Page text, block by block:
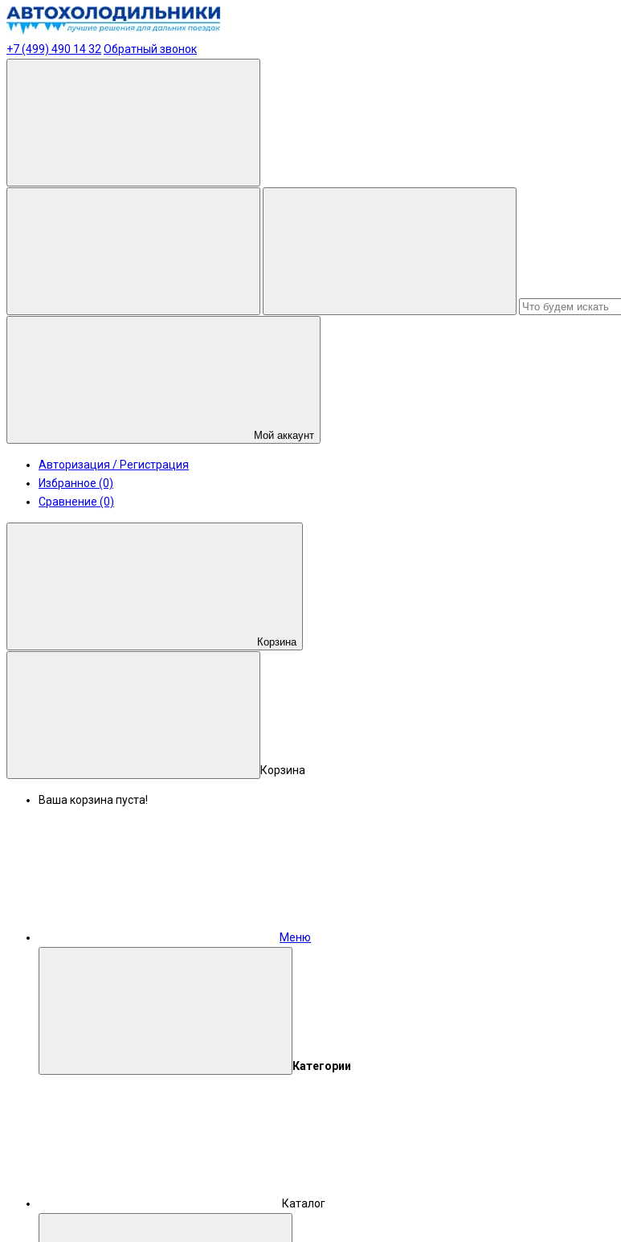
+7 (499) 490 14 32 Обратный звонок
Мой аккаунт
Авторизация / Регистрация
Избранное (0)
Сравнение (0)
Корзина
Корзина
Ваша корзина пуста!
Меню
Категории
Каталог